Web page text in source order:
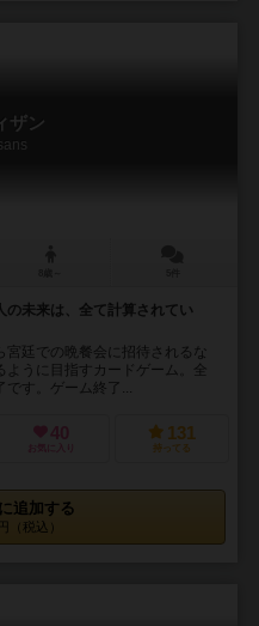
ザン
の未来は、全て計算されてい
宮廷での晩餐会に招待されるな
うに目指すカードゲーム。全
す。ゲーム終了...
40
お気に入り
131
持ってる
追加する
（税込）